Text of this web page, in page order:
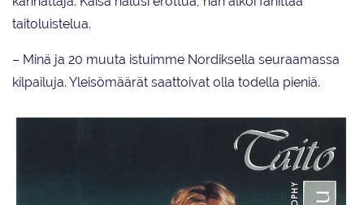
taitoluistelua.
– Minä ja 20 muuta istuimme Nordiksella seuraamassa
kilpailuja. Yleisömäärät saattoivat olla todella pieniä.